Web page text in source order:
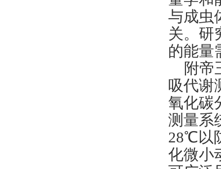
与成虫
关。研
的能量
附帝
吸代谢
氧化碳
测量系
28℃以
化微小